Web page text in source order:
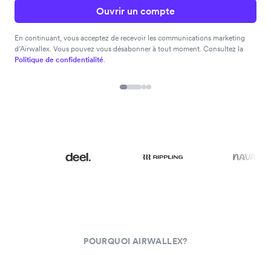
Ouvrir un compte
En continuant, vous acceptez de recevoir les communications marketing
d’Airwallex. Vous pouvez vous désabonner à tout moment. Consultez la
Politique de confidentialité.
POURQUOI AIRWALLEX?